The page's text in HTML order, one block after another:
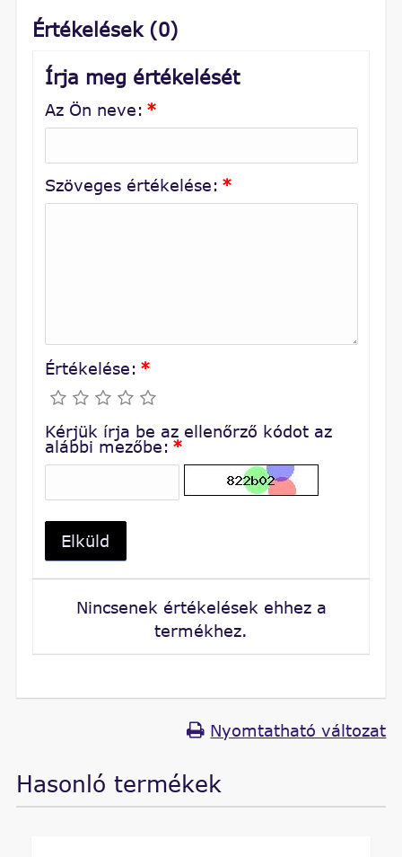
Értékelések (0)
Írja meg értékelését
Az Ön neve: *
Szöveges értékelése: *
Értékelése: *
Kérjük írja be az ellenőrző kódot az
alábbi mezőbe: *
Elküld
Nincsenek értékelések ehhez a
termékhez.
Nyomtatható változat
Hasonló termékek